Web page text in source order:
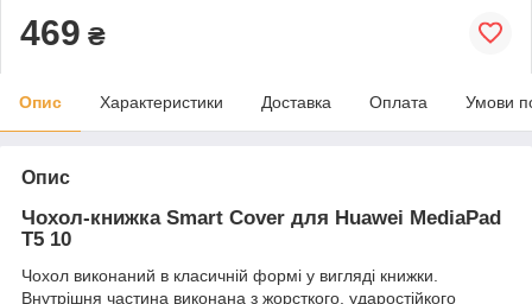
469 ₴
Опис Характеристики Доставка Оплата Умови
Опис
Чохол-книжка Smart Cover для Huawei MediaPad
T5 10
Чохол виконаний в класичній формі у вигляді книжки.
Внутрішня частина виконана з жорсткого, ударостійкого